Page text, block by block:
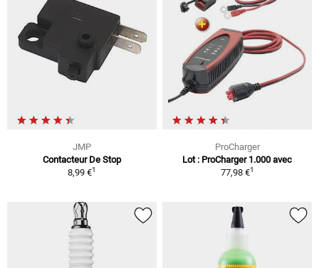
JMP
Contacteur De Stop
8,99 €1
ProCharger
Lot : ProCharger 1.000 avec
77,98 €1